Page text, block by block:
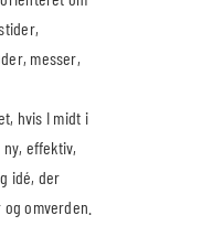
messer,
hvis I midt i
effektiv,
idé, der
omverden.